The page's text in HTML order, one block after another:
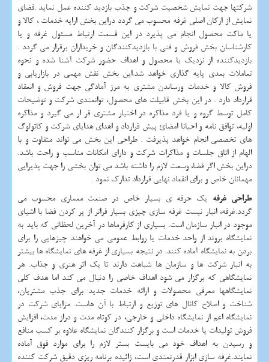
شرکتها جهت نمایش شخصیت شرکت و جذب بازدید کننده عمل نماید .فضای
نمایش از ارکان اصلی غرفه محسوب می گردد دراین بخش ارایه خدمات ، کالا و
یا ماکت محصول انجام می پذیرد در این قسمت ارتباط مسئول غرفه و یا
کارشناسان بخش فروش و فنی با بازدیدکنندگان و خریداران برقرار می گردد .
بازدیدکننده از نزدیک با محصول و اهداف حضور شرکت آشنا شده و نحوه
تعاملات بعدی پایه گذاری خواهد شد.این بخش نقش مهمی در بازاریابی و
فروش کالا و خدمات ورساندن مشتری به مرز آمادگی جهت فروش و انعقاد
قرارداد دارد . در این بخش قابیلت های محصول، توانمندی شرکت و توضیحات
کامل توسط گروه و یا فرد مذاکره در اختیار مشتری قر ار می گیرد و مذاکره
اولیه، توافق نامه و احیانا امضائ پیش قرارداد و اهدای هدایای شرکت و کاتولوگ
های تخصصی انجام خواهد پذیرفت . طراحی این بخش می تواند متفاوت و با
الهام از اتاق جلسات و مذاکرات شرکت و دارای امکانات مناسب و راحت باشد.
دراین بخش اگر فضا، وسعت لازم را داشته باشد می توان بخشی را جهت پذیرایی
مهمانان خاص و برای انقعاد نهایی قرارداد تدارک نمود .
طراحی غرفه یک حرفه ی بسیار خاص در صنعت معماری محسوب می
گردد.غرفه، انبار نیست غرفه سازی چیزی بسیار فراتر از پر کردن فضا با اشیای
موجود در انبار سازمان است. بسیاری از کارفرماها در آخرین لحظاتی که باید به
نمایشگاه بروند از واحد خدمات یا روابط عمومی می خواهند چیزهایی را برای
بردن به نمایشگاه آماده کنند. در نتیجه بسیاری از غرفه های نمایشگاه ها بیشتر
به انبار شرکت ها و سازمان ها شباهت دارند تا یک اثر هنری و جذاب. هر
نمایشگاهی كه برگزار می شود اهداف خاصی را دنبال می كند اما هدف كلی
نمایشگاهها معرفی محصولات و ارائه خدمات جدید برای جذب مشتریان،
شناخت و اصلاح كانال های توزیع و ارتباط با آن هاست. مزایای شرکت در
نمایشگاه اعم از نمایشگاه داخلی و خارجی، در كوتاه مدت و دراز مدت، افزایش
فروش تولیدات یا خدمات است و برگزار كنندگان نمایشگاه علاوه بر كسب منافع
و رسیدن به اهداف خود می بایست بستر لازم را برای موارد فوق آماده
نمایند.غرفه سازی ابزار قدرتمندی است، زائیده برنامه ریزی دقیق شرکت کننده